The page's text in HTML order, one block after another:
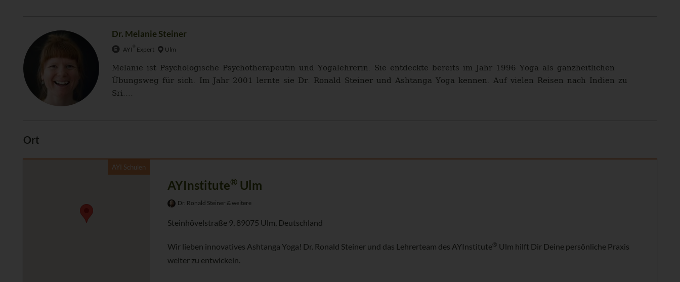
Dr. Melanie Steiner
AYI Expert Ulm
Melanie ist Psychologische Psychotherapeutin und Yogalehrerin. Sie entdeckte bereits im Jahr 1996 Yoga als ganzheitlichen
Übungsweg für sich. Im Jahr 2001 lernte sie Dr. Ronald Steiner und Ashtanga Yoga kennen. Auf vielen Reisen nach Indien zu
Sri....
Ort
AYI Schulen
AYInstitute® Ulm
Dr. Ronald Steiner & weitere
Steinhövelstraße 9, 89075 Ulm, Deutschland
Wir lieben innovatives Ashtanga Yoga! Dr. Ronald Steiner und das Lehrerteam des AYInstitute® Ulm hilft Dir Deine persönliche Praxis
weiter zu entwickeln.